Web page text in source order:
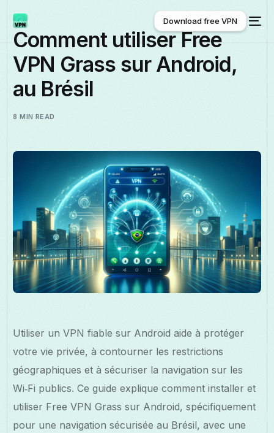
Français
Download free VPN
Download free VPN
Comment utiliser Free
VPN Grass sur Android,
au Brésil
8 MIN READ
Utiliser un VPN fiable sur Android aide à protéger
votre vie privée, à contourner les restrictions
géographiques et à sécuriser la navigation sur les
Wi‑Fi publics. Ce guide explique comment installer et
utiliser Free VPN Grass sur Android, spécifiquement
pour une navigation sécurisée au Brésil, avec une